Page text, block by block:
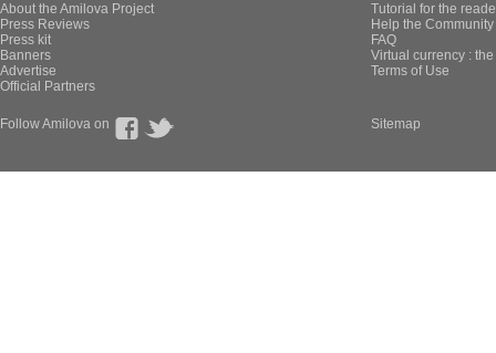
About the Amilova Project
Press Reviews
Press kit
Banners
Advertise
Official Partners
Tutorial for the
Help the
FAQ
Virtual currency :
Terms of Use
Follow Amilova on Sitemap